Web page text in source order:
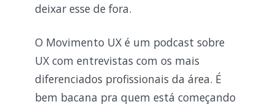
deixar esse de fora.
O Movimento UX é um podcast sobre
UX com entrevistas com os mais
diferenciados profissionais da área. É
bem bacana pra quem está começando